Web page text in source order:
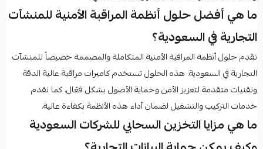
ما هي أفضل حلول أنظمة المراقبة الأمنية للمنشآت
التجارية في السعودية؟
نقدم حلول أنظمة المراقبة الأمنية المتكاملة والمصممة خصيصاً للمنشآت
التجارية في السعودية. هذه الحلول تستخدم كاميرات مراقبة عالية الدقة
وتقنيات متقدمة لتعزيز الأمن وحماية الأصول بشكل فعّال. كما نقدم
خدمات التركيب والتشغيل لضمان أداء هذه الأنظمة بكفاءة عالية.
ما هي مزايا التخزين السحابي للشركات السعودية